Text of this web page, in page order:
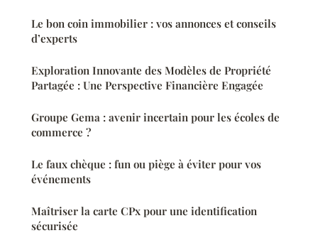
Le bon coin immobilier : vos annonces et conseils
d’experts
Exploration Innovante des Modèles de Propriété
Partagée : Une Perspective Financière Engagée
Groupe Gema : avenir incertain pour les écoles de
commerce ?
Le faux chèque : fun ou piège à éviter pour vos
événements
Maîtriser la carte CPx pour une identification
sécurisée